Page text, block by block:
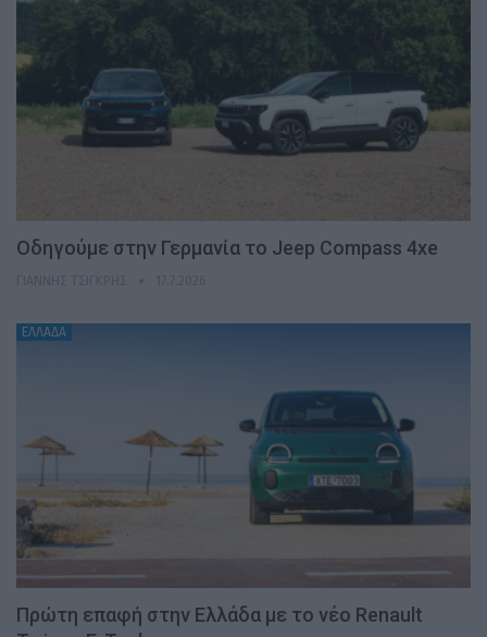
Οδηγούμε στην Γερμανία το Jeep Compass 4xe
ΕΛΛΑΔΑ
Πρώτη επαφή στην Ελλάδα με το νέο Renault